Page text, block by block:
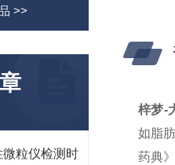
>>
微粒仪检测时
梓梦-
如脂
药典